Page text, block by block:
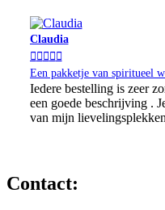
Claudia

Een pakketje van spiritueel
Iedere bestelling is zeer
een goede beschrijving .
van mijn
Contact: